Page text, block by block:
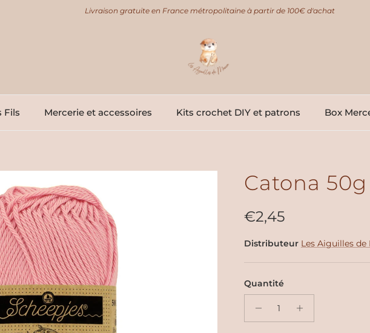
Livraison gratuite en France métropolitaine à partir de 100€ d'achat
Fils Mercerie et accessoires Kits crochet DIY et patrons Box
Catona
Prix habituel
€2,45
Distributeur Les Aiguilles de
Quantité